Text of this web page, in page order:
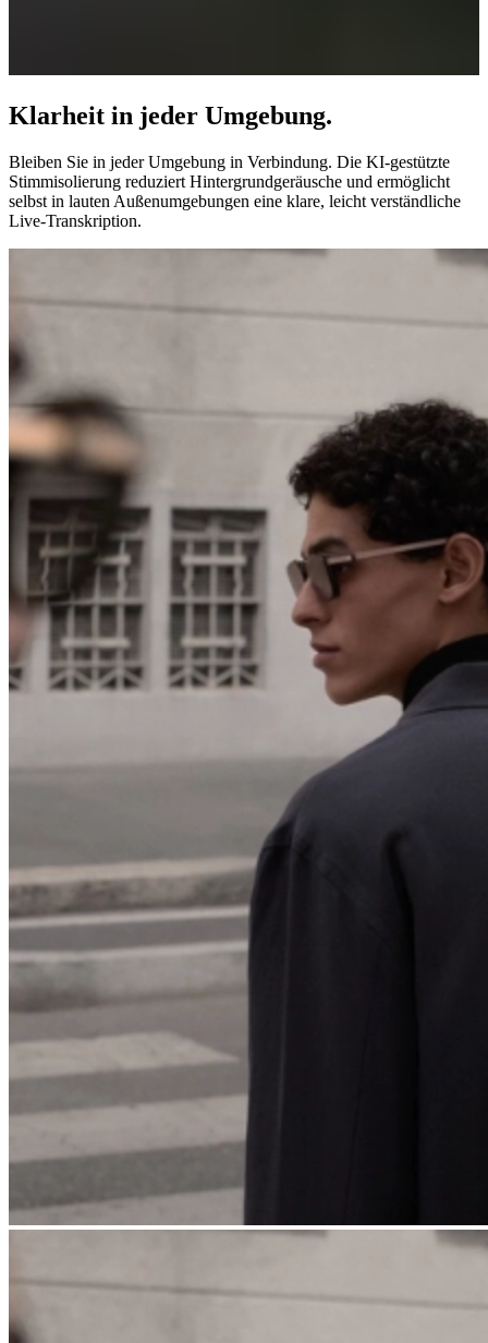
Klarheit in jeder Umgebung.
Bleiben Sie in jeder Umgebung in Verbindung. Die KI-gestützte
Stimmisolierung reduziert Hintergrundgeräusche und ermöglicht
selbst in lauten Außenumgebungen eine klare, leicht verständliche
Live-Transkription.